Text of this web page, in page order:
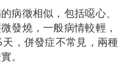
病徵相似，包括噁心、
發燒，一般病情較輕，
，併發症不常見，兩種
。